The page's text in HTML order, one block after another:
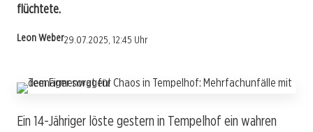
flüchtete.
Leon Weber29.07.2025, 12:45 Uhr
Ein 14-Jähriger löste gestern in Tempelhof ein wahren